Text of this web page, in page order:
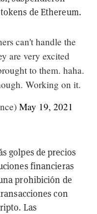
de Ethereum.
can't handle the
are very excited
to them. haha.
Working on it.
May 19, 2021
golpes de precios
financieras
prohibición de
con
Las